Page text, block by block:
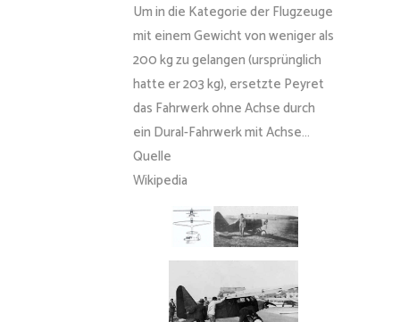
Um in die Kategorie der Flugzeuge
mit einem Gewicht von weniger als
200 kg zu gelangen (ursprünglich
hatte er 203 kg), ersetzte Peyret
das Fahrwerk ohne Achse durch
ein Dural-Fahrwerk mit Achse…
Quelle
Wikipedia